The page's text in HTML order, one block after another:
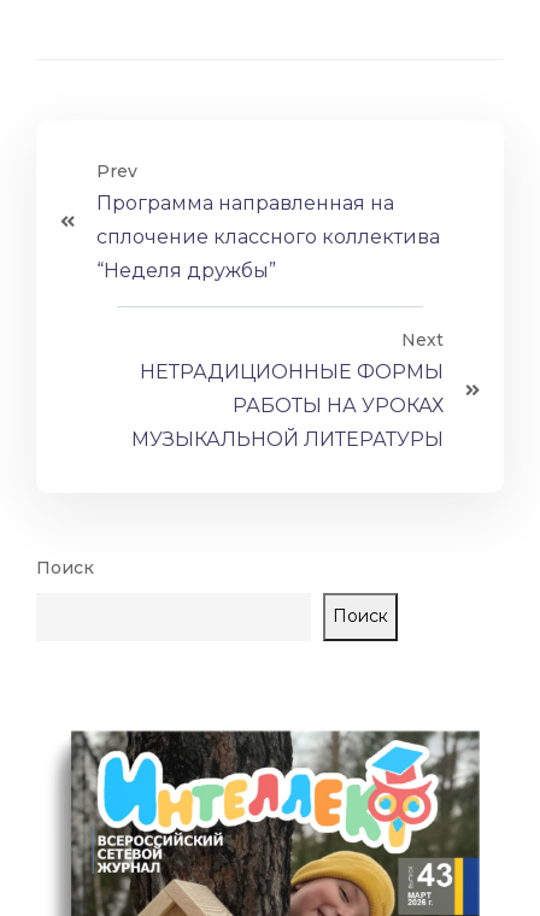
Prev
Программа направленная на
сплочение классного коллектива
“Неделя дружбы”
Next
НЕТРАДИЦИОННЫЕ ФОРМЫ
РАБОТЫ НА УРОКАХ
МУЗЫКАЛЬНОЙ ЛИТЕРАТУРЫ
Поиск
Поиск